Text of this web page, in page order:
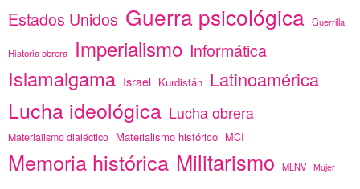
Estados Unidos Guerra psicológica Guerrilla
Historia obrera Imperialismo Informática
Islamalgama Israel Kurdistán Latinoamérica
Lucha ideológica Lucha obrera
Materialismo dialéctico Materialismo histórico MCI
Memoria histórica Militarismo MLNV Mujer